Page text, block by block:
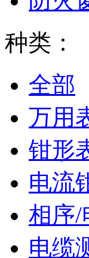
种类：
全部
万用
钳形
电流
相序/
电缆